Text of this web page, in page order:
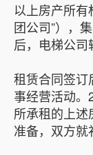
以上房产所有
团公司”），
后，电梯公司
租赁合同签订
事经营活动。
所承租的上
准备，双方就